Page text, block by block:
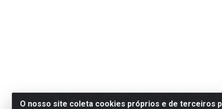
O nosso site coleta cookies próprios e de terceiros